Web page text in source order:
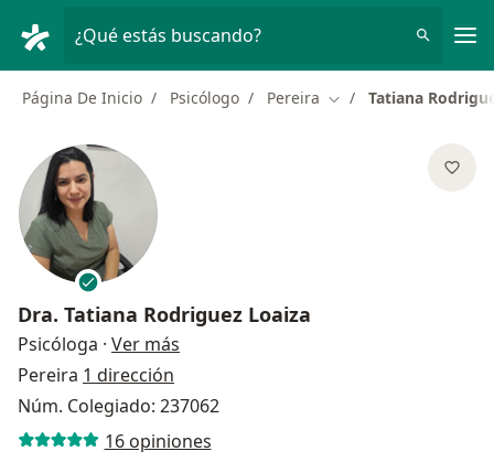
¿Qué estás buscando?
Página De Inicio Psicólogo Pereira Cambiar de ciudad
Tatiana
Dra. Tatiana Rodriguez Loaiza
Psicóloga · Ver más
Pereira 1 dirección
Núm. Colegiado: 237062
16 opiniones